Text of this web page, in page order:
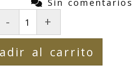
Sin comentarios
-
+
al carrito